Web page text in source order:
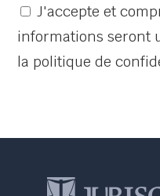
J'accepte et
informations seront
la politique de